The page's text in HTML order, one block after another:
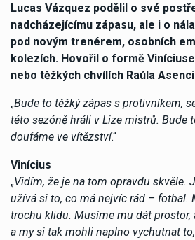
Lucas Vázquez podělil o své
nadcházejícímu zápasu, ale i o
pod novým trenérem, osobních
kolezích. Hovořil o formě
nebo těžkých chvílích Raúla
„Bude to těžký zápas s protivníkem,
této sezóně hráli v Lize mistrů. Bude
doufáme ve vítězství.“
Vinícius
„Vidím, že je na tom opravdu skvěle.
užívá si to, co má nejvíc rád – fotbal.
trochu klidu. Musíme mu dát prostor,
a my si tak mohli naplno vychutnat